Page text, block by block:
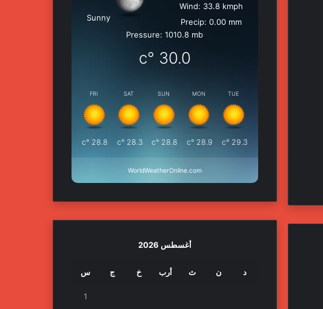
Sunny
Wind: 33.8 kmph
Precip: 0.00 mm
Pressure: 1010.8 mb
30.0
°c
FRI
28.8
°c
SAT
28.3
°c
SUN
28.8
°c
MON
28.9
°c
TUE
29.3
°c
WorldWeatherOnline.com
أغسطس 2026
د ن ث أرب خ ج س
1